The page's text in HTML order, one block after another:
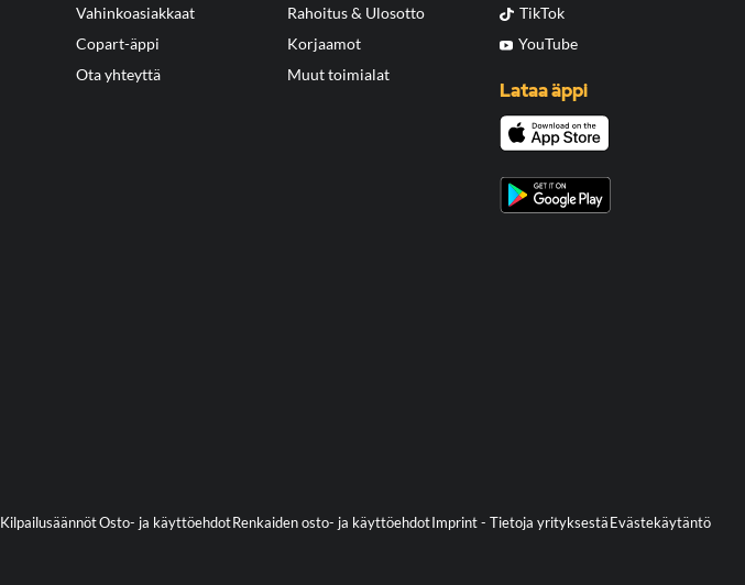
Vahinkoasiakkaat
Copart-äppi
Ota yhteyttä
Rahoitus & Ulosotto
Korjaamot
Muut toimialat
TikTok
YouTube
Lataa äppi
KilpailusäännötOsto- ja käyttöehdotRenkaiden osto- ja käyttöehdotImprint - Tietoja yrityksestäEvästekäytäntö